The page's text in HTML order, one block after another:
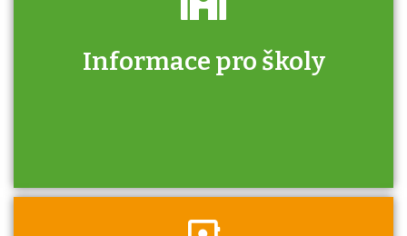
Informace pro školy
Zjistěte, jak se přihlásit ke zkoušce a kde